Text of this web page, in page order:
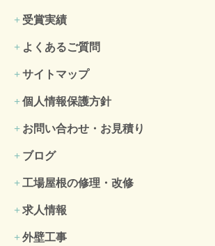
受賞実績
よくあるご質問
サイトマップ
個人情報保護方針
お問い合わせ・お見積り
ブログ
工場屋根の修理・改修
求人情報
外壁工事